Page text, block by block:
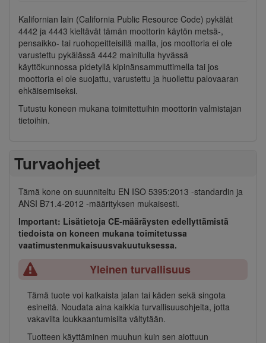
Kalifornian lain (California Public Resource Code) pykälät
4442 ja 4443 kieltävät tämän moottorin käytön metsä-,
pensaikko- tai ruohopeitteisillä mailla, jos moottoria ei ole
varustettu pykälässä 4442 mainitulla hyvässä
käyttökunnossa pidetyllä kipinänsammuttimella tai jos
moottoria ei ole suojattu, varustettu ja huollettu palovaaran
ehkäisemiseksi.
Tutustu koneen mukana toimitettuihin moottorin valmistajan
tietoihin.
Turvaohjeet
Tämä kone on suunniteltu EN ISO 5395:2013 -standardin ja
ANSI B71.4-2012 -määrityksen mukaisesti.
Important: Lisätietoja CE-määräysten edellyttämistä
tiedoista on koneen mukana toimitetussa
vaatimustenmukaisuusvakuutuksessa.
Yleinen turvallisuus
Tämä tuote voi katkaista jalan tai käden sekä singota
esineitä. Noudata aina kaikkia turvallisuusohjeita, jotta
vakavilta loukkaantumisilta vältytään.
Tuotteen käyttäminen muuhun kuin sen aiottuun